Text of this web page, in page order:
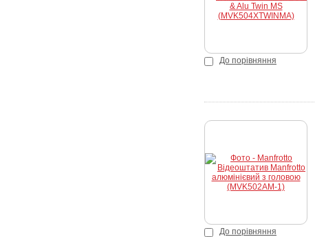
До порівняння
До порівняння